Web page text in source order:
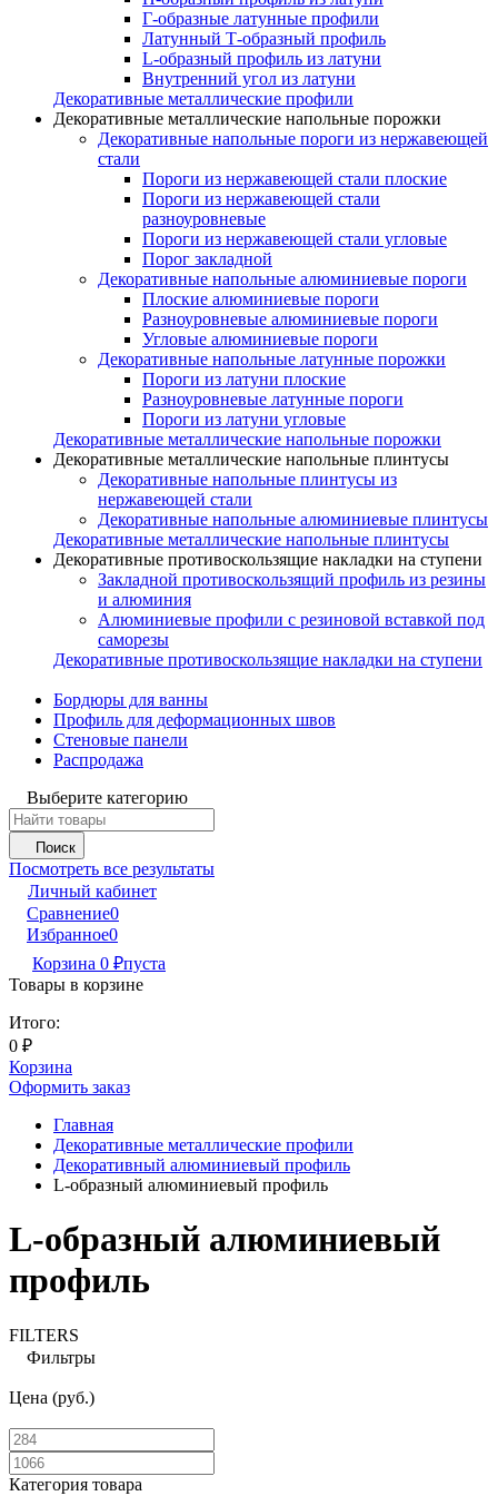
Г-образные латунные профили
Латунный Т-образный профиль
L-образный профиль из латуни
Внутренний угол из латуни
Декоративные металлические профили
Декоративные металлические напольные порожки
Декоративные напольные пороги из нержавеющей
стали
Пороги из нержавеющей стали плоские
Пороги из нержавеющей стали
разноуровневые
Пороги из нержавеющей стали угловые
Порог закладной
Декоративные напольные алюминиевые пороги
Плоские алюминиевые пороги
Разноуровневые алюминиевые пороги
Угловые алюминиевые пороги
Декоративные напольные латунные порожки
Пороги из латуни плоские
Разноуровневые латунные пороги
Пороги из латуни угловые
Декоративные металлические напольные порожки
Декоративные металлические напольные плинтусы
Декоративные напольные плинтусы из
нержавеющей стали
Декоративные напольные алюминиевые плинтусы
Декоративные металлические напольные плинтусы
Декоративные противоскользящие накладки на ступени
Закладной противоскользящий профиль из резины
и алюминия
Алюминиевые профили с резиновой вставкой под
саморезы
Декоративные противоскользящие накладки на ступени
Бордюры для ванны
Профиль для деформационных швов
Стеновые панели
Распродажа
Выберите категорию
Поиск
Посмотреть все результаты
Личный кабинет
Сравнение0
Избранное0
Корзина 0 ₽пуста
Товары в корзине
Итого:
0 ₽
Корзина
Оформить заказ
Главная
Декоративные металлические профили
Декоративный алюминиевый профиль
L-образный алюминиевый профиль
L-образный алюминиевый
профиль
FILTERS
Фильтры
Цена (руб.)
Категория товара